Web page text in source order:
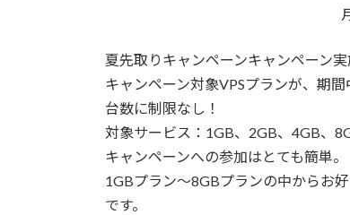
月額
夏先取りキャンペーンキャンペーン
キャンペーン対象VPSプランが、期
台数に制限なし！
対象サービス：1GB、2GB、4GB、
キャンペーンへの参加はとても簡単。
1GBプラン～8GBプランの中からお
です。